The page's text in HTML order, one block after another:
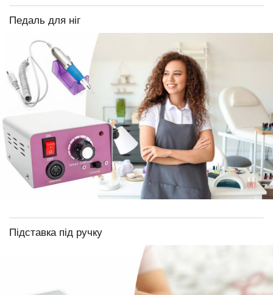
Педаль для ніг
Підставка під ручку